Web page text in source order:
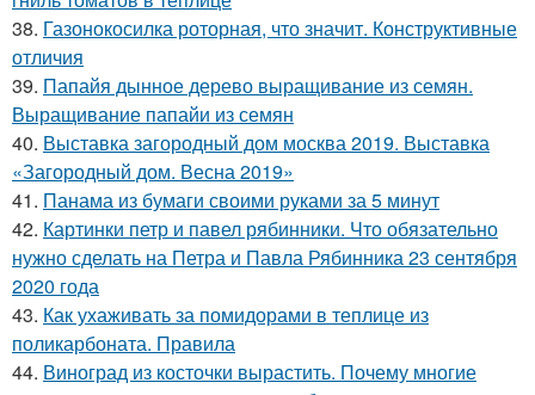
38. Газонокосилка роторная, что значит. Конструктивные
отличия
39. Папайя дынное дерево выращивание из семян.
Выращивание папайи из семян
40. Выставка загородный дом москва 2019. Выставка
«Загородный дом. Весна 2019»
41. Панама из бумаги своими руками за 5 минут
42. Картинки петр и павел рябинники. Что обязательно
нужно сделать на Петра и Павла Рябинника 23 сентября
2020 года
43. Как ухаживать за помидорами в теплице из
поликарбоната. Правила
44. Виноград из косточки вырастить. Почему многие